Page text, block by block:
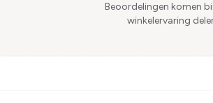
Beoordelingen komen
winkelervaring